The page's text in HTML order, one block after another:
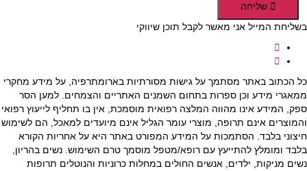
שליחה
בשליחת המייל אני מאשר לקבל תוכן שיווקי
כל הכתוב באתר מסתמך על גישות מסורתיות בארומתרפיה, על מידע מחקרי
ממאגרי מידע וכן ספרות בתחום השמנים האתריים והצמחים. למען הסר
ספק, המידע אינו מהווה המלצה רפואית מוסמכת, אין בו תחליף לייעוץ רפואי
והמוצרים אינם תרופה, מוצרי עומר הגליל אינם מיועדים למאכל, הם לשימוש
חיצוני בלבד. הסתמכות על המידע המפורט באתר היא על אחריות הקורא
בלבד ומומלץ להתייעץ עם רופא/מטפל מוסמך טרם השימוש. נשים בהריון,
נשים מניקות, ילדים, אנשים החולים במחלות כרוניות והנוטלים תרופות